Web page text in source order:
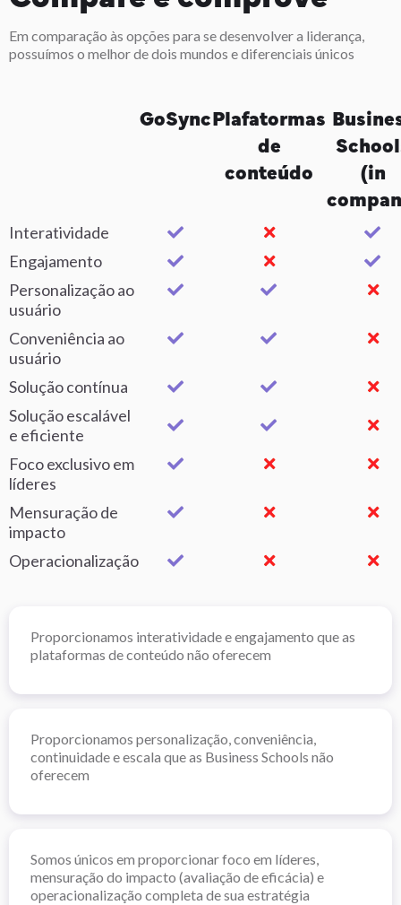
Expandindo sua capacidade emocional
Em comparação às opções para se desenvolver a liderança,
possuímos o melhor de dois mundos e diferenciais únicos
GoSync Plafatormas
de
conteúdo
(in
Interatividade
Engajamento
Personalização ao
usuário
Conveniência ao
usuário
Solução contínua
Solução escalável
e eficiente
Foco exclusivo em
líderes
Mensuração de
impacto
Operacionalização
Proporcionamos interatividade e engajamento que as
plataformas de conteúdo não oferecem
Proporcionamos personalização, conveniência,
continuidade e escala que as Business Schools não
oferecem
Somos únicos em proporcionar foco em líderes,
mensuração do impacto (avaliação de eficácia) e
operacionalização completa de sua estratégia